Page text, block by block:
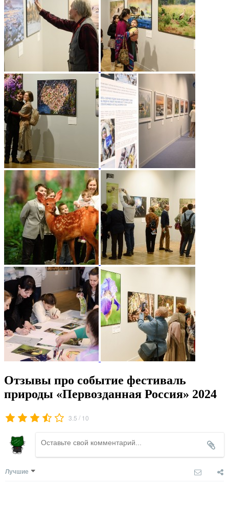
Отзывы про событие фестиваль
природы «Первозданная Россия» 2024
3.5 / 10
Лучшие